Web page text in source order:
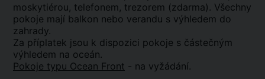
moskytiérou, telefonem, trezorem (zdarma). Všechny
pokoje mají balkon nebo verandu s výhledem do
zahrady.
Za příplatek jsou k dispozici pokoje s částečným
výhledem na oceán.
Pokoje typu Ocean Front - na vyžádání.